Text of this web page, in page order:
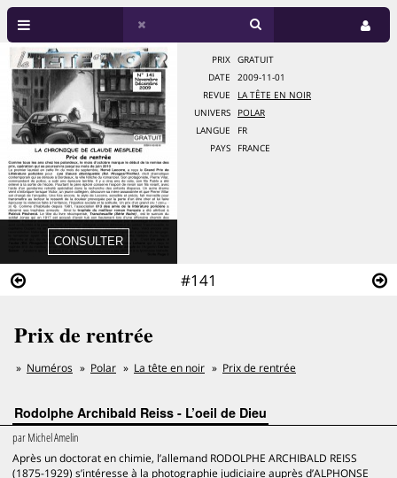
#141
PRIX
GRATUIT
DATE
2009-11-01
REVUE
LA TÊTE EN NOIR
UNIVERS
POLAR
LANGUE
FR
PAYS
FRANCE
Prix de rentrée
Numéros Polar La tête en noir Prix de rentrée
Rodolphe Archibald Reiss - L’oeil de Dieu
parMichel Amelin
Après un doctorat en chimie, l’allemand RODOLPHE ARCHIBALD REISS
(1875-1929) s’intéresse à la photographie judiciaire auprès d’ALPHONSE